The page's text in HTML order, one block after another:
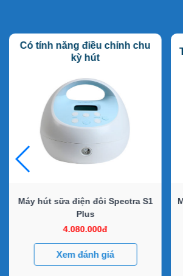
Có tính năng điều chỉnh chu
kỳ hút
Máy hút sữa điện đôi Spectra S1
Plus
4.080.000đ
Xem đánh giá